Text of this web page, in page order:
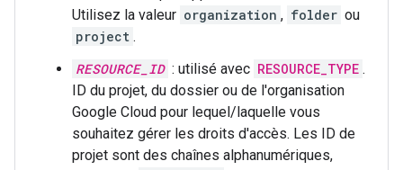
Utilisez la valeur organization , folder ou
project .
RESOURCE_ID : utilisé avec RESOURCE_TYPE .
ID du projet, du dossier ou de l'organisation
Google Cloud pour lequel/laquelle vous
souhaitez gérer les droits d'accès. Les ID de
projet sont des chaînes alphanumériques,